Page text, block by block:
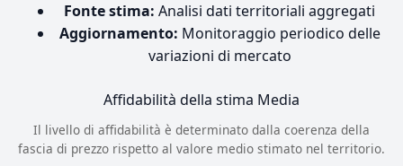
Fonte stima: Analisi dati territoriali aggregati
Aggiornamento: Monitoraggio periodico delle
variazioni di mercato
Affidabilità della stima Media
Il livello di affidabilità è determinato dalla coerenza della
fascia di prezzo rispetto al valore medio stimato nel territorio.